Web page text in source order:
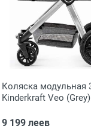
Коляска модульная
Kinderkraft Veo (Grey)
9 199 леев